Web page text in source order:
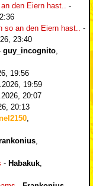
den Eiern hast..
-
so an den Eiern hast..
-
23:40
guy_incognito
19:56
19:59
20:07
20:13
- Habakuk